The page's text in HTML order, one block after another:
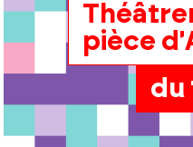
pièce
du